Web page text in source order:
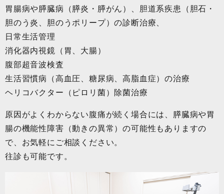
胃腸病や膵臓病（膵炎・膵がん）、胆道系疾患（胆石・
胆のう炎、胆のうポリープ）の診断治療、
日常生活管理
消化器内視鏡（胃、大腸）
腹部超音波検査
生活習慣病（高血圧、糖尿病、高脂血症）の治療
ヘリコバクター（ピロリ菌）除菌治療
原因がよくわからない腹痛が続く場合には、膵臓病や胃
腸の機能性障害（動きの異常）の可能性もありますの
で、お気軽にご相談ください。
往診も可能です。